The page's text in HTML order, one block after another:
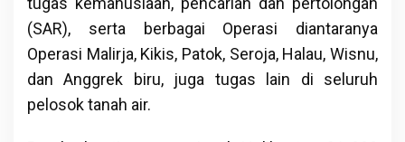
(SAR), serta berbagai Operasi diantaranya
Operasi Malirja, Kikis, Patok, Seroja, Halau, Wisnu,
dan Anggrek biru, juga tugas lain di seluruh
pelosok tanah air.